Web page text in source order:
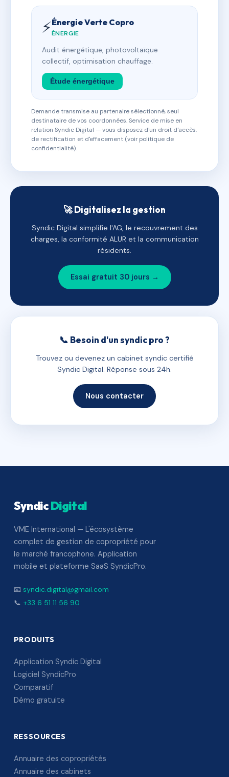
⚡Énergie Verte Copro
ÉNERGIE
Audit énergétique, photovoltaïque
collectif, optimisation chauffage.
Étude énergétique
Demande transmise au partenaire sélectionné, seul
destinataire de vos coordonnées. Service de mise en
relation Syndic Digital — vous disposez d'un droit d'accès,
de rectification et d'effacement (voir politique de
confidentialité).
🚀 Digitalisez la gestion
Syndic Digital simplifie l'AG, le recouvrement des
charges, la conformité ALUR et la communication
résidents.
Essai gratuit 30 jours →
📞 Besoin d'un syndic pro ?
Trouvez ou devenez un cabinet syndic certifié
Syndic Digital. Réponse sous 24h.
Nous contacter
SyndicDigital
VME International — L'écosystème
complet de gestion de copropriété pour
le marché francophone. Application
mobile et plateforme SaaS SyndicPro.
📧 syndic.digital@gmail.com
📞 +33 6 51 11 56 90
PRODUITS
Application Syndic Digital
Logiciel SyndicPro
Comparatif
Démo gratuite
RESSOURCES
Annuaire des copropriétés
Annuaire des cabinets